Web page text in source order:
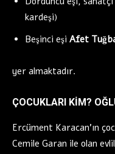
kardeşi)
Beşinci eşi Afet
yer almaktadır.
ÇOCUKLARI KIM?
Ercüment Karacan’ın
Cemile Garan ile olan